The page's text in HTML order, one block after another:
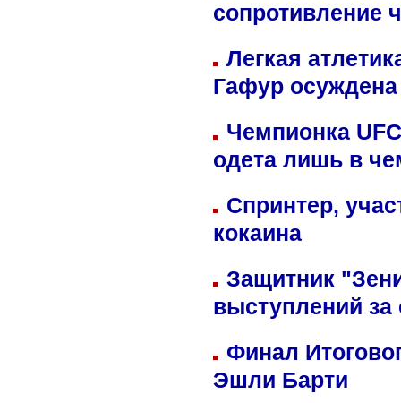
сопротивление
Легкая
Гафур осуждена
Чемпионка
одета лишь в
Спринтер,
кокаина
Защитник
выступлений
Финал
Эшли Барти